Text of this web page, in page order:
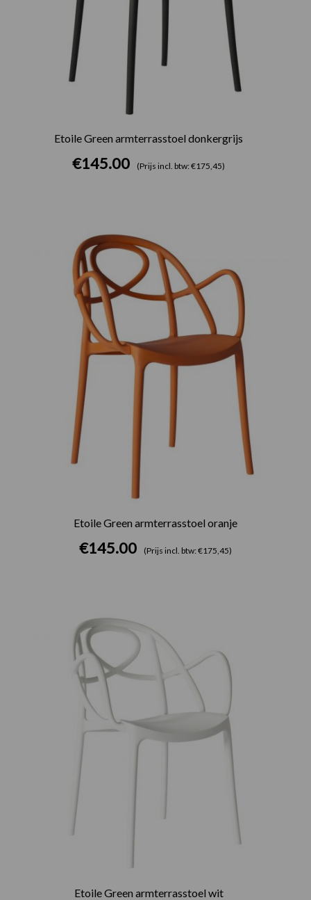
Etoile Green armterrasstoel donkergrijs
€145.00 (Prijs incl. btw: €175,45)
Etoile Green armterrasstoel oranje
€145.00 (Prijs incl. btw: €175,45)
Etoile Green armterrasstoel wit